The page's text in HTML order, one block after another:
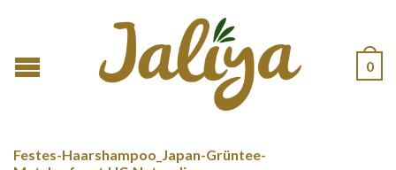
0
Festes-Haarshampoo_Japan-Grüntee-